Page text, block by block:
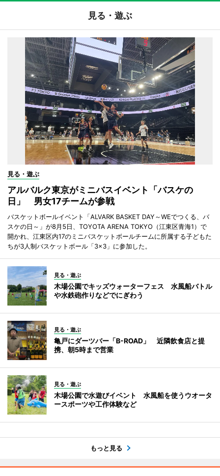
見る・遊ぶ
見る・遊ぶ
アルバルク東京がミニバスイベント「バスケの
日」 男女17チームが参戦
バスケットボールイベント「ALVARK BASKET DAY～WEでつくる、バ
スケの日～」が8月5日、TOYOTA ARENA TOKYO（江東区青海1）で
開かれ、江東区内17のミニバスケットボールチームに所属する子どもた
ちが3人制バスケットボール「3×3」に参加した。
見る・遊ぶ
木場公園でキッズウォーターフェス 水風船バトル
や水鉄砲作りなどでにぎわう
見る・遊ぶ
亀戸にダーツバー「B-ROAD」 近隣飲食店と提
携、朝5時まで営業
見る・遊ぶ
木場公園で水遊びイベント 水風船を使うウオータ
ースポーツや工作体験など
もっと見る